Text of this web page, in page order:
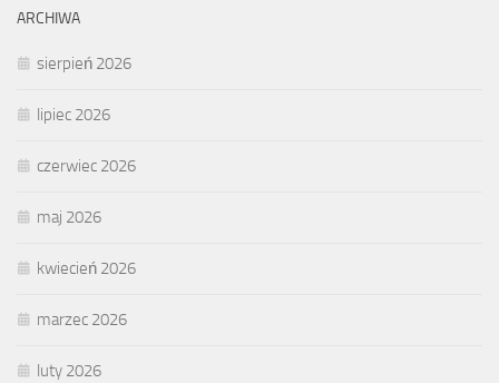
ARCHIWA
sierpień 2026
lipiec 2026
czerwiec 2026
maj 2026
kwiecień 2026
marzec 2026
luty 2026